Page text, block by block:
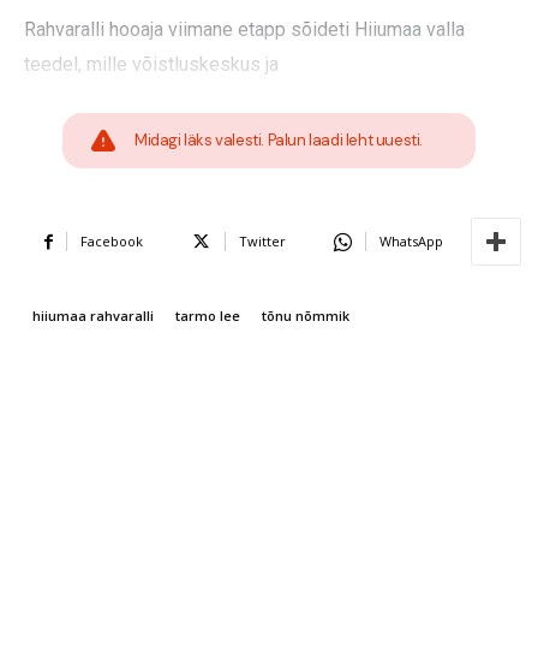
Rahvaralli hooaja viimane etapp sõideti Hiiumaa valla
teedel, mille võistluskeskus ja
Midagi läks valesti. Palun laadi leht uuesti.
Facebook Twitter WhatsApp
hiiumaa rahvaralli tarmo lee tõnu nõmmik